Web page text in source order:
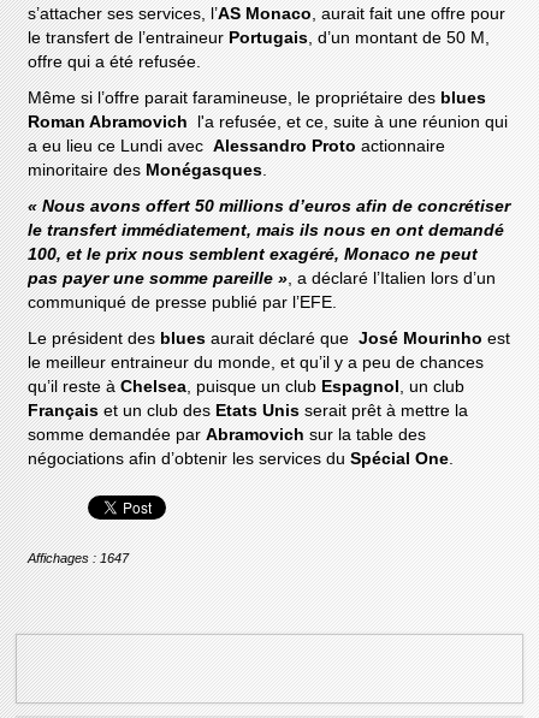
s’attacher ses services, l’AS Monaco , aurait fait une offre pour
le transfert de l’entraineur Portugais , d’un montant de 50 M,
offre qui a été refusée.
Même si l’offre parait faramineuse, le propriétaire des blues
Roman Abramovich l'a refusée, et ce, suite à une réunion qui
a eu lieu ce Lundi avecAlessandro Proto actionnaire
minoritaire des Monégasques
« Nous avons offert 50 millions d’euros afin de concrétiser
le transfert immédiatement, mais ils nous en ont demandé
100, et le prix nous semblent exagéré, Monaco ne peut
pas payer une somme pareille » , a déclaré l’Italien lors d’un
communiqué de presse publié par l’EFE.
Le président des bluesaurait déclaré queJosé Mourinho est
le meilleur entraineur du monde, et qu’il y a peu de chances
qu’il reste àChelsea , puisque un club Espagnol
, un club
Françaiset un club des Etats Unis serait prêt à mettre la
somme demandée parAbramovichsur la table des
négociations afin d’obtenir les services duSpécial One
Affichages : 1647